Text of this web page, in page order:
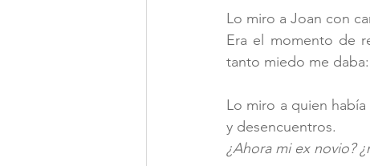
Lo miro a Joan con
Era el momento de
tanto miedo me
Lo miro a quien
y desencuentros.
¿Ahora mi ex novio?